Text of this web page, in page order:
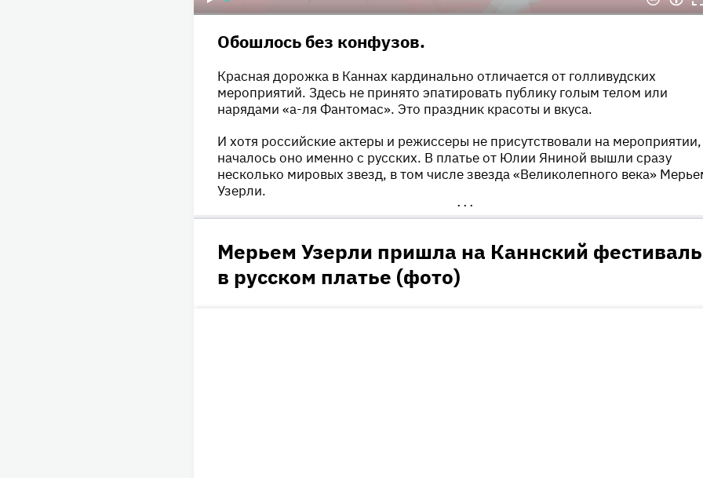
Обошлось без конфузов.
Красная дорожка в Каннах кардинально отличается от голливудских
мероприятий. Здесь не принято эпатировать публику голым телом или
нарядами «а-ля Фантомас». Это праздник красоты и вкуса.
И хотя российские актеры и режиссеры не присутствовали на мероприятии,
началось оно именно с русских. В платье от Юлии Яниной вышли сразу
несколько мировых звезд, в том числе звезда «Великолепного века»
Узерли.
•••
Мерьем Узерли пришла на Каннский фестиваль
в русском платье (фото)